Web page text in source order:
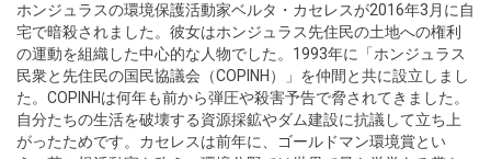
ホンジュラスの環境保護活動家ベルタ・カセレスが2016年3月に自
宅で暗殺されました。彼女はホンジュラス先住民の土地への権利
の運動を組織した中心的な人物でした。1993年に「ホンジュラス
民衆と先住民の国民協議会（COPINH）」を仲間と共に設立しまし
た。COPINHは何年も前から弾圧や殺害予告で脅されてきました。
自分たちの生活を破壊する資源採鉱やダム建設に抗議して立ち上
がったためです。カセレスは前年に、ゴールドマン環境賞とい